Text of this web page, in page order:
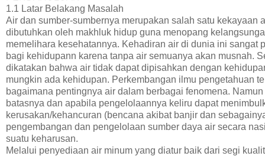
1.1 Latar Belakang Masalah
Air dan sumber-sumbernya merupakan salah satu kekayaan
dibutuhkan oleh makhluk hidup guna menopang
memelihara kesehatannya. Kehadiran air di dunia ini sangat
bagi kehidupann karena tanpa air semuanya akan musnah.
dikatakan bahwa air tidak dapat dipisahkan dengan
mungkin ada kehidupan. Perkembangan ilmu pengetahuan
bagaimana pentingnya air dalam berbagai fenomena.
batasnya dan apabila pengelolaannya keliru dapat
kerusakan/kehancuran (bencana akibat banjir dan
pengembangan dan pengelolaan sumber daya air secara
suatu keharusan.
Melalui penyediaan air minum yang diatur baik dari segi